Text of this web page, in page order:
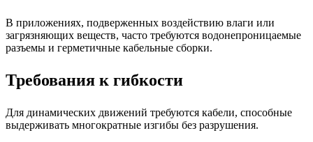
В приложениях, подверженных воздействию влаги или
загрязняющих веществ, часто требуются водонепроницаемые
разъемы и герметичные кабельные сборки.
Требования к гибкости
Для динамических движений требуются кабели, способные
выдерживать многократные изгибы без разрушения.